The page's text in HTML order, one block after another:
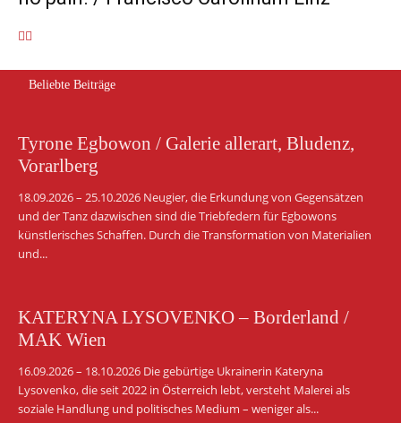
Beliebte Beiträge
Tyrone Egbowon / Galerie allerart, Bludenz,
Vorarlberg
18.09.2026 – 25.10.2026 Neugier, die Erkundung von Gegensätzen
und der Tanz dazwischen sind die Triebfedern für Egbowons
künstlerisches Schaffen. Durch die Transformation von Materialien
und...
KATERYNA LYSOVENKO – Borderland /
MAK Wien
16.09.2026 – 18.10.2026 Die gebürtige Ukrainerin Kateryna
Lysovenko, die seit 2022 in Österreich lebt, versteht Malerei als
soziale Handlung und politisches Medium – weniger als...